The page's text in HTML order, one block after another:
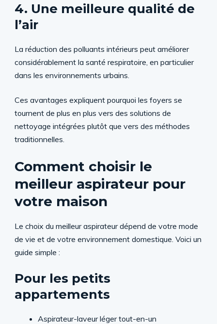
4. Une meilleure qualité de
l’air
La réduction des polluants intérieurs peut améliorer
considérablement la santé respiratoire, en particulier
dans les environnements urbains.
Ces avantages expliquent pourquoi les foyers se
tournent de plus en plus vers des solutions de
nettoyage intégrées plutôt que vers des méthodes
traditionnelles.
Comment choisir le
meilleur aspirateur pour
votre maison
Le choix du meilleur aspirateur dépend de votre mode
de vie et de votre environnement domestique. Voici un
guide simple :
Pour les petits
appartements
Aspirateur-laveur léger tout-en-un